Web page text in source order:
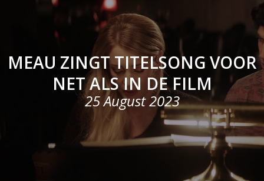
MEAU ZINGT TITELSONG VOOR
NET ALS IN DE FILM
25 August 2023